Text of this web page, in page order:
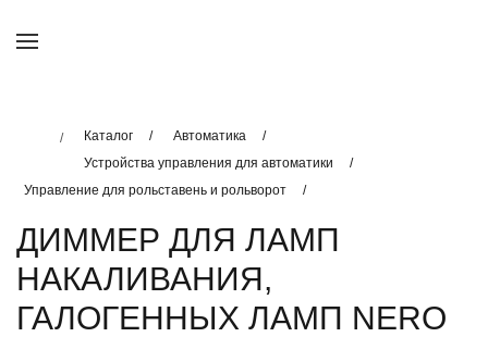
Каталог
Автоматика
Устройства управления для автоматики
Управление для рольставень и рольворот
ДИММЕР ДЛЯ ЛАМП
НАКАЛИВАНИЯ,
ГАЛОГЕННЫХ ЛАМП NERO